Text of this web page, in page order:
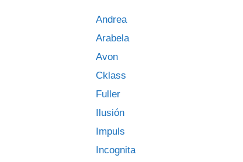
Andrea
Arabela
Avon
Cklass
Fuller
Ilusión
Impuls
Incognita